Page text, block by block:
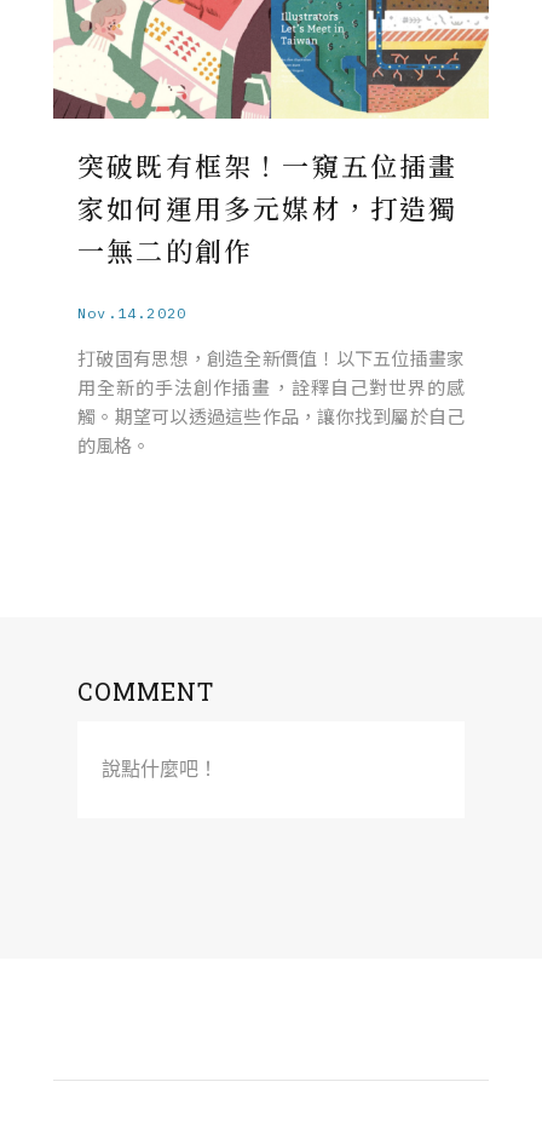
突破既有框架！一窺五位插畫
家如何運用多元媒材，打造獨
一無二的創作
Nov.14.2020
打破固有思想，創造全新價值！以下五位插畫家
用全新的手法創作插畫，詮釋自己對世界的感
觸。期望可以透過這些作品，讓你找到屬於自己
的風格。
COMMENT
說點什麼吧！